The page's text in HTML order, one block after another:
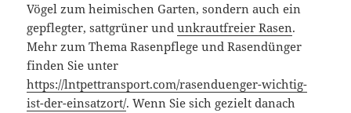
Vögel zum heimischen Garten, sondern auch ein
gepflegter, sattgrüner undunkrautfreier Rasen.
Mehr zum Thema Rasenpflege und Rasendünger
finden Sie unter
https://lntpettransport.com/rasenduenger-wichtig-
ist-der-einsatzort/. Wenn Sie sich gezielt danach